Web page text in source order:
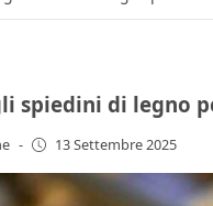
spiedini di legno
- 13 Settembre 2025